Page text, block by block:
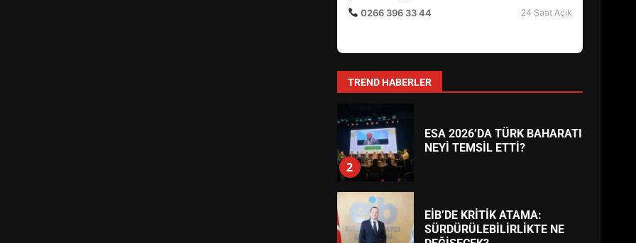
0266 396 33 44
24 Saat Açık
TREND HABERLER
1
HAREKETE GEÇİYOR: GÖZLER
2
ESA 2026’DA TÜRK BAHARATI
NEYİ TEMSİL ETTİ?
EİB’DE KRİTİK ATAMA:
SÜRDÜRÜLEBİLİRLİKTE NE